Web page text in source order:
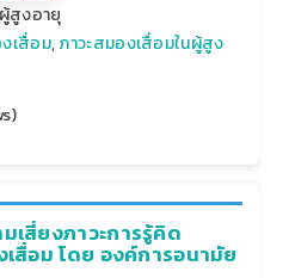
สูงอายุ
เสื่อม,ภาวะสมองเสื่อมในผู้สูง
เสี่ยงภาวะการรู้คิด
สื่อม โดย องค์การอนามัย